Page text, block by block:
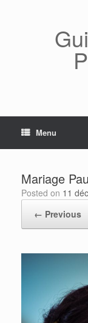
Menu
Mariage
Posted on 11
← Previous